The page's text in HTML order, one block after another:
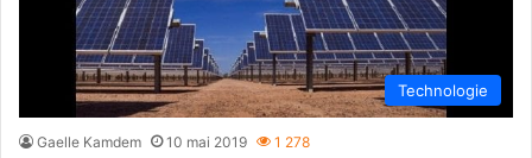
Technologie
Gaelle Kamdem 10 mai 2019 1 278